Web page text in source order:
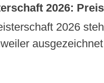
2026:
2026